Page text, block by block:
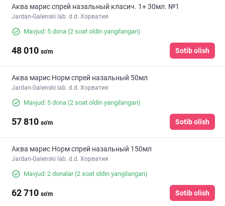
Аква марис спрей назальный класич. 1+ 30мл. №1
Jardan-Galenski lab. d.d. Хорватия
Mavjud: 5 dona (2 soat oldin yangilangan)
48 010 so'm Sotib olish
Аква марис Норм спрей назальный 50мл
Jardan-Galenski lab. d.d. Хорватия
Mavjud: 5 dona (2 soat oldin yangilangan)
57 810 so'm Sotib olish
Аква марис Норм спрей назальный 150мл
Jardan-Galenski lab. d.d. Хорватия
Mavjud: 2 donalar(2 soat oldin yangilangan)
62 710 so'm Sotib olish